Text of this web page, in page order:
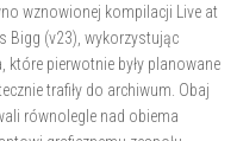
wznowionej kompilacji Live at
Bigg (v23), wykorzystując
pierwotnie były planowane
trafiły do archiwum. Obaj
równolegle nad obiema